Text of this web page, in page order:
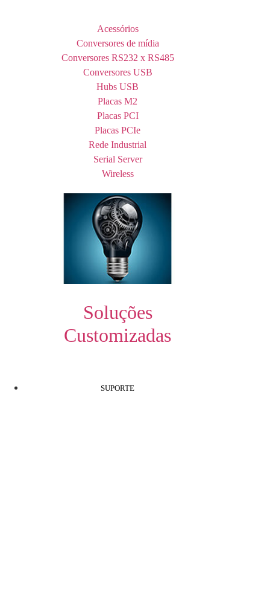
Acessórios
Conversores de mídia
Conversores RS232 x RS485
Conversores USB
Hubs USB
Placas M2
Placas PCI
Placas PCIe
Rede Industrial
Serial Server
Wireless
Soluções
Customizadas
SUPORTE